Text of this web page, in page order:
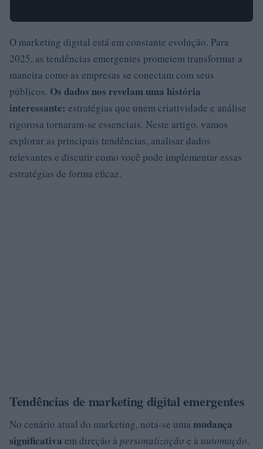
O marketing digital está em constante evolução. Para
2025, as tendências emergentes prometem transformar a
maneira como as empresas se conectam com seus
públicos. Os dados nos revelam uma história
interessante: estratégias que unem criatividade e análise
rigorosa tornaram-se essenciais. Neste artigo, vamos
explorar as principais tendências, analisar dados
relevantes e discutir como você pode implementar essas
estratégias de forma eficaz.
Tendências de marketing digital emergentes
No cenário atual do marketing, nota-se uma mudança
significativa em direção à personalização e à automação.